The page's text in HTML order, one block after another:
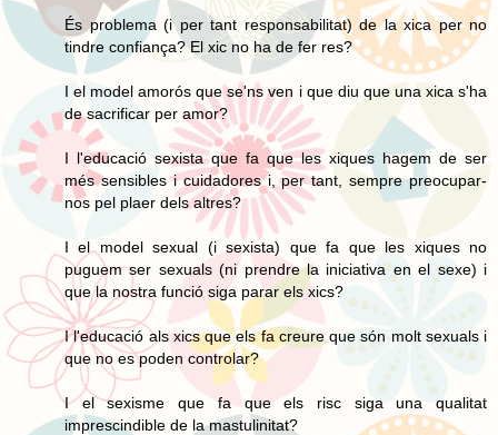
És problema (i per tant responsabilitat) de la xica per no
tindre confiança? El xic no ha de fer res?
I el model amorós que se'ns ven i que diu que una xica s'ha
de sacrificar per amor?
I l'educació sexista que fa que les xiques hagem de ser
més sensibles i cuidadores i, per tant, sempre preocupar-
nos pel plaer dels altres?
I el model sexual (i sexista) que fa que les xiques no
puguem ser sexuals (ni prendre la iniciativa en el sexe) i
que la nostra funció siga parar els xics?
I l'educació als xics que els fa creure que són molt sexuals i
que no es poden controlar?
I el sexisme que fa que els risc siga una qualitat
imprescindible de la mastulinitat?